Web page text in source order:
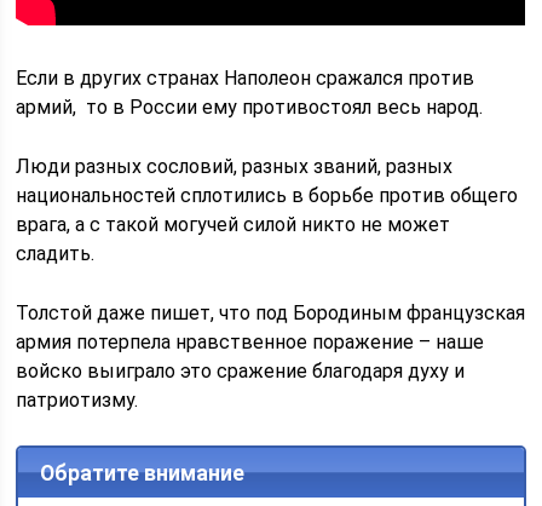
Если в других странах Наполеон сражался против
армий, то в России ему противостоял весь народ.
Люди разных сословий, разных званий, разных
национальностей сплотились в борьбе против общего
врага, а с такой могучей силой никто не может
сладить.
Толстой даже пишет, что под Бородиным французская
армия потерпела нравственное поражение – наше
войско выиграло это сражение благодаря духу и
патриотизму.
Обратите внимание